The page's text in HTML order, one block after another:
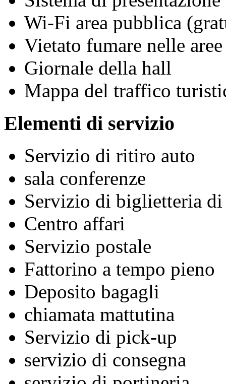
Wi-Fi area pubblica
Vietato fumare nelle
Giornale della hall
Mappa del traffico
Elementi di servizio
Servizio di ritiro auto
sala conferenze
Servizio di biglietteria
Centro affari
Servizio postale
Fattorino a tempo pieno
Deposito bagagli
chiamata mattutina
Servizio di pick-up
servizio di consegna